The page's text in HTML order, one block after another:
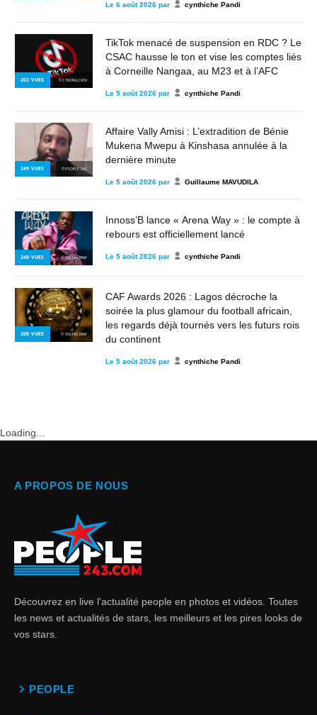
Le 6 août 2026 par cynthiche Pandi
202 VUES © STRONG2KIN
TikTok menacé de suspension en RDC ? Le
CSAC hausse le ton et vise les comptes liés
à Corneille Nangaa, au M23 et à l’AFC
Le 5 août 2026 par cynthiche Pandi
249 VUES © PEOPLE 243
Affaire Vally Amisi : L’extradition de Bénie
Mukena Mwepu à Kinshasa annulée à la
dernière minute
Le 5 août 2026 par Guillaume MAVUDILA
240 VUES © INSTAGRAM
Innoss’B lance « Arena Way » : le compte à
rebours est officiellement lancé
Le 5 août 2026 par cynthiche Pandi
200 VUES © INSTAGRAM
CAF Awards 2026 : Lagos décroche la
soirée la plus glamour du football africain,
les regards déjà tournés vers les futurs rois
du continent
Le 5 août 2026 par cynthiche Pandi
Loading...
A PROPOS DE NOUS
Découvrez en live l'actualité people en photos et vidéos. Toutes
les news et actualités de stars, les meilleurs et les pires looks de
vos stars.
PEOPLE